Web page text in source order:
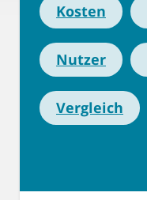
Kosten
Nutzer
Vergleich